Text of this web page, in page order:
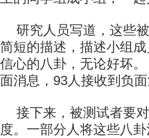
研究人员写道，这些
简短的描述，描述小组
信心的八卦，无论好坏
面消息，93人接收到负面
接下来，被测试者要
度。一部分人将这些八